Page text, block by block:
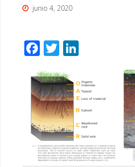
junio 4, 2020
F
e
b
o
o
k
T
tt
er
Li
k
e
dI
n